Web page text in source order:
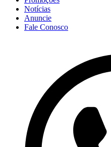
Notícias
Anuncie
Fale Conosco